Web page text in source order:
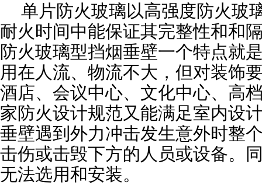
关键词：单片防火玻璃型
单片防火玻璃以高强度防火玻
耐火时间中能保证其完整性和和
防火玻璃型挡烟垂壁一个特点就
用在人流、物流不大，但对装饰
酒店、会议中心、文化中心、高
家防火设计规范又能满足室内设
垂壁遇到外力冲击发生意外时整
击伤或击毁下方的人员或设备。
无法选用和安装。